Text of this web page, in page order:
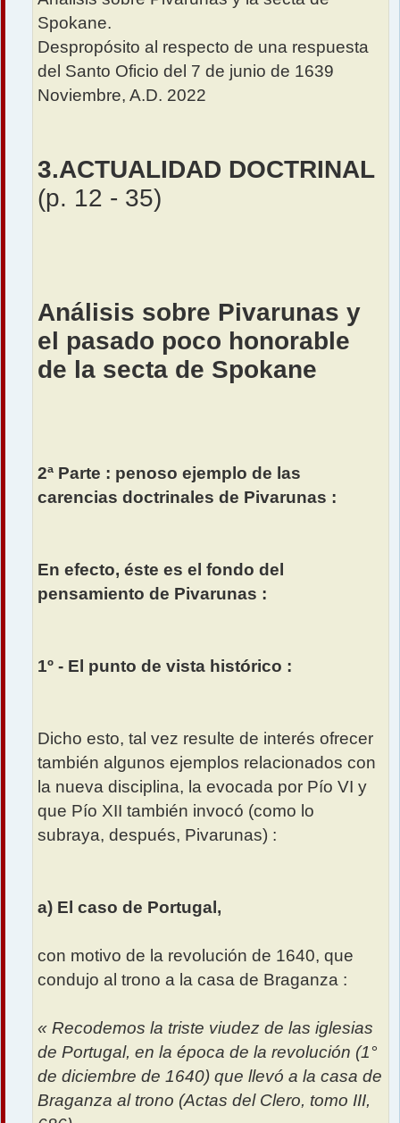
Spokane.
Despropósito al respecto de una respuesta
del Santo Oficio del 7 de junio de 1639
Noviembre, A.D. 2022
3.ACTUALIDAD DOCTRINAL
(p. 12 - 35)
Análisis sobre Pivarunas y
el pasado poco honorable
de la secta de Spokane
2ª Parte : penoso ejemplo de las
carencias doctrinales de Pivarunas :
En efecto, éste es el fondo del
pensamiento de Pivarunas :
1º - El punto de vista histórico :
Dicho esto, tal vez resulte de interés ofrecer
también algunos ejemplos relacionados con
la nueva disciplina, la evocada por Pío VI y
que Pío XII también invocó (como lo
subraya, después, Pivarunas) :
a) El caso de Portugal,
con motivo de la revolución de 1640, que
condujo al trono a la casa de Braganza :
« Recodemos la triste viudez de las iglesias
de Portugal, en la época de la revolución (1°
de diciembre de 1640) que llevó a la casa de
Braganza al trono (Actas del Clero, tomo III,